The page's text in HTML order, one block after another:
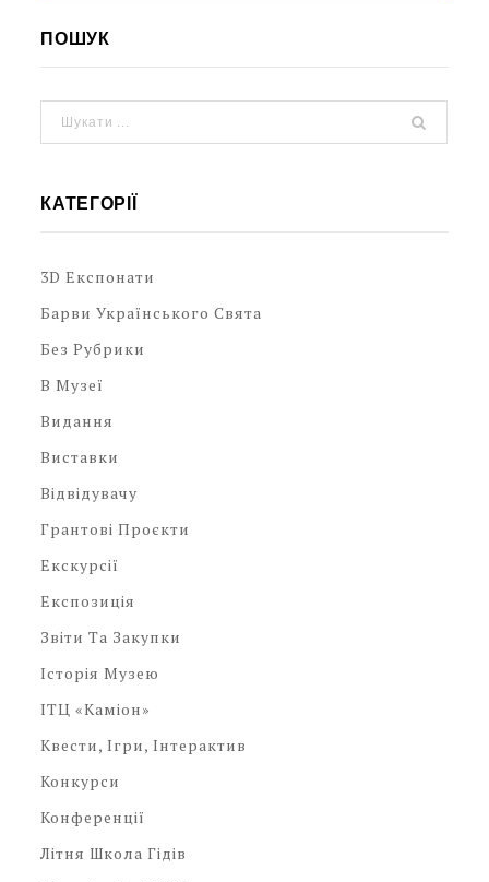
ПОШУК
КАТЕГОРІЇ
3D Експонати
Барви Українського Свята
Без Рубрики
В Музеї
Видання
Виставки
Відвідувачу
Грантові Проєкти
Екскурсії
Експозиція
Звіти Та Закупки
Історія Музею
ІТЦ «Каміон»
Квести, Ігри, Інтерактив
Конкурси
Конференції
Літня Школа Гідів